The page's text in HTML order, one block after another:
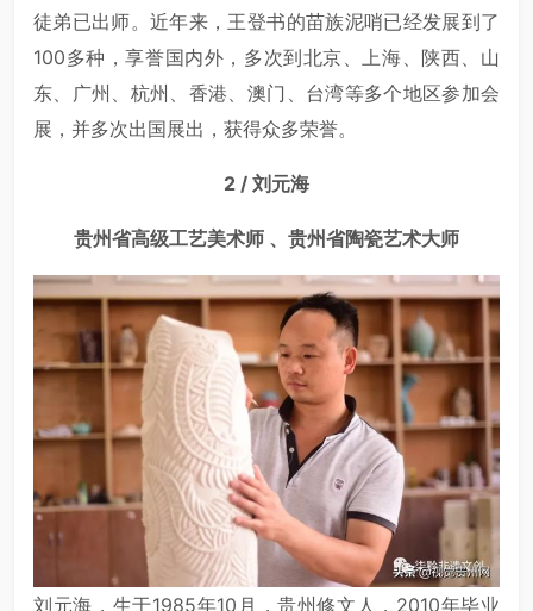
徒弟已出师。近年来，王登书的苗族泥哨已经发展到了
100多种，享誉国内外，多次到北京、上海、陕西、山
东、广州、杭州、香港、澳门、台湾等多个地区参加会
展，并多次出国展出，获得众多荣誉。
2 / 刘元海
贵州省高级工艺美术师 、贵州省陶瓷艺术大师
刘元海，生于1985年10月，贵州修文人，2010年毕业